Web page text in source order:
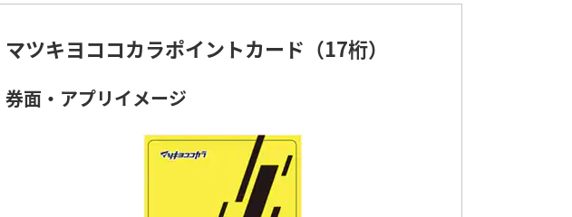
マツキヨココカラポイントカード（17桁）
券面・アプリイメージ